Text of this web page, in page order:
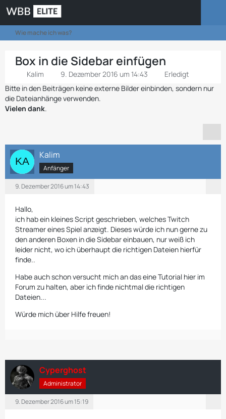
Wie mache ich was?
Box in die Sidebar einfügen
Kalim 9. Dezember 2016 um 14:43
Erledigt
Bitte in den Beiträgen keine externe Bilder einbinden, sondern nur
die Dateianhänge verwenden.
Vielen dank.
Kalim
Anfänger
9. Dezember 2016 um 14:43
Hallo,
ich hab ein kleines Script geschrieben, welches Twitch
Streamer eines Spiel anzeigt. Dieses würde ich nun gerne zu
den anderen Boxen in die Sidebar einbauen, nur weiß ich
leider nicht, wo ich überhaupt die richtigen Dateien hierfür
finde..
Habe auch schon versucht mich an das eine Tutorial hier im
Forum zu halten, aber ich finde nichtmal die richtigen
Dateien...
Würde mich über Hilfe freuen!
Cyperghost
Administrator
9. Dezember 2016 um 15:19